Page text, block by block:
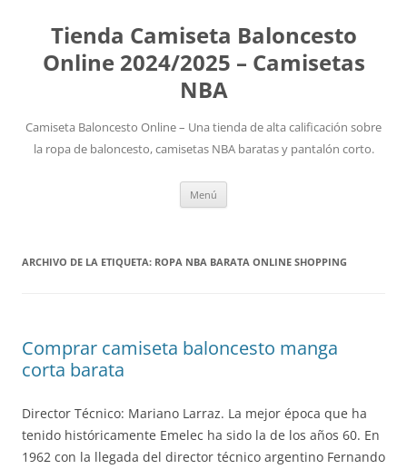
Tienda Camiseta Baloncesto
Online 2024/2025 – Camisetas
NBA
Camiseta Baloncesto Online – Una tienda de alta calificación sobre
la ropa de baloncesto, camisetas NBA baratas y pantalón corto.
Menú
ARCHIVO DE LA ETIQUETA: ROPA NBA BARATA ONLINE SHOPPING
Comprar camiseta baloncesto manga
corta barata
Director Técnico: Mariano Larraz. La mejor época que ha
tenido históricamente Emelec ha sido la de los años 60. En
1962 con la llegada del director técnico argentino Fernando